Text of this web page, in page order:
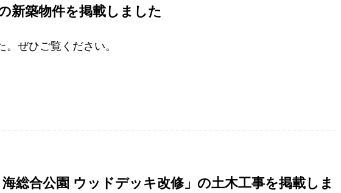
新築物件を掲載しました
。ぜひご覧ください。
総合公園 ウッドデッキ改修」の土木工事を掲載しま